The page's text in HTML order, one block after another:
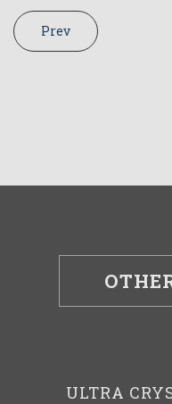
Prev
ULTRA